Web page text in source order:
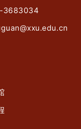
3683034